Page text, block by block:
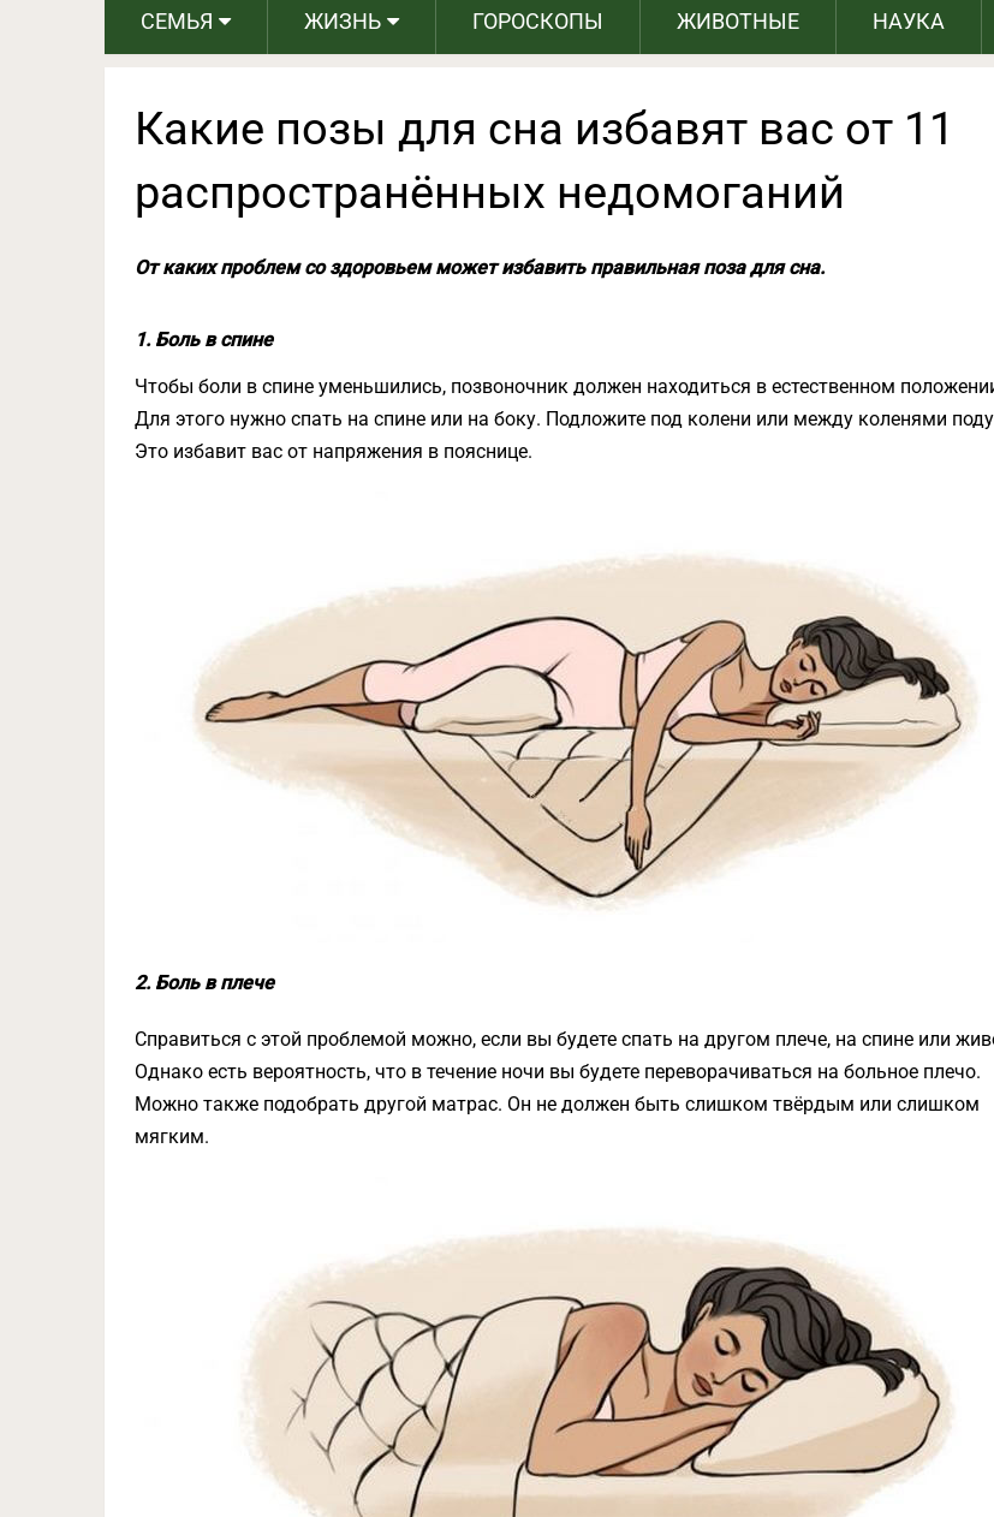
СЕМЬЯ ЖИЗНЬ ГОРОСКОПЫ ЖИВОТНЫЕ НАУКА
Какие позы для сна избавят вас от 11
распространённых недомоганий
От каких проблем со здоровьем может избавить правильная поза для сна.
1. Боль в спине
Чтобы боли в спине уменьшились, позвоночник должен находиться в естественном
Для этого нужно спать на спине или на боку. Подложите под колени или между коленями
Это избавит вас от напряжения в пояснице.
2. Боль в плече
Справиться с этой проблемой можно, если вы будете спать на другом плече, на спине или
Однако есть вероятность, что в течение ночи вы будете переворачиваться на больное плечо.
Можно также подобрать другой матрас. Он не должен быть слишком твёрдым или слишком
мягким.